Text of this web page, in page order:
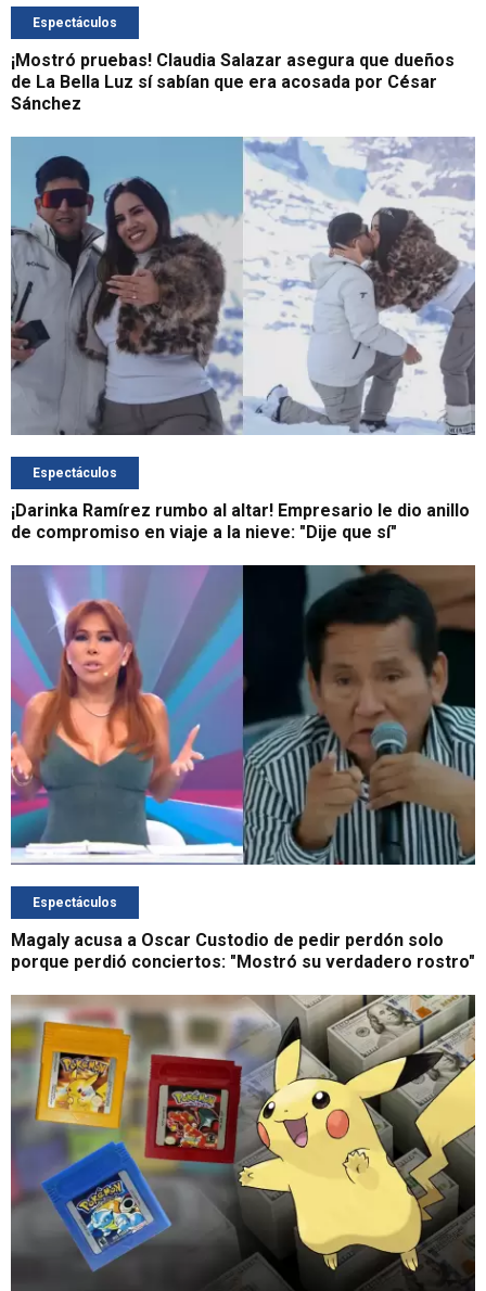
Espectáculos
¡Mostró pruebas! Claudia Salazar asegura que dueños
de La Bella Luz sí sabían que era acosada por César
Sánchez
Espectáculos
¡Darinka Ramírez rumbo al altar! Empresario le dio anillo
de compromiso en viaje a la nieve: "Dije que sí"
Espectáculos
Magaly acusa a Oscar Custodio de pedir perdón solo
porque perdió conciertos: "Mostró su verdadero rostro"